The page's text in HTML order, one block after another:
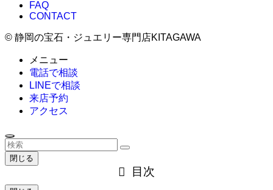
FAQ
CONTACT
© 静岡の宝石・ジュエリー専門店KITAGAWA
メニュー
電話で相談
LINEで相談
来店予約
アクセス
閉じる
目次